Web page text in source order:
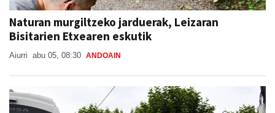
Naturan murgiltzeko jarduerak, Leizaran
Bisitarien Etxearen eskutik
Aiurri abu 05, 08:30 ANDOAIN